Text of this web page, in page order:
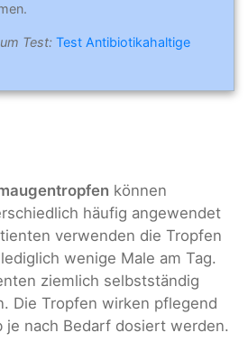
Test: Test Antibiotikahaltige
können
häufig angewendet
verwenden die Tropfen
wenige Male am Tag.
ziemlich selbstständig
Die Tropfen wirken pflegend
je nach Bedarf dosiert werden.